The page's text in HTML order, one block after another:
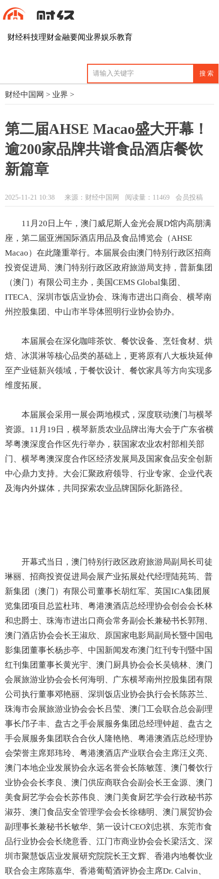
财经科技理财金融要闻业界娱乐教育
财经中国网 > 业界 >
第二届AHSE Macao盛大开幕！
逾200家品牌共谱食品酒店餐饮
新篇章
2025-11-21 10:38 来源：财经中国网 阅读量：11469 会员投稿
11月20日上午，澳门威尼斯人金光会展D馆内高朋满
座，第二届亚洲国际酒店用品及食品博览会（AHSE
Macao）在此隆重举行。本届展会由澳门特别行政区招商
投资促进局、澳门特别行政区政府旅游局支持，普新集团
（澳门）有限公司主办，美国CEMS Global集团、
ITECA、深圳市饭店业协会、珠海市进出口商会、横琴南
州控股集团、中山市半导体照明行业协会协办。
本届展会在深化咖啡茶饮、餐饮设备、烹饪食材、烘
焙、冰淇淋等核心品类的基础上，更将原有八大板块延伸
至产业链新兴领域，于餐饮设计、餐饮家具等方向实现多
维度拓展。
本届展会采用一展会两地模式，深度联动澳门与横琴
资源。11月19日，横琴新质农业品牌出海大会于广东省横
琴粤澳深度合作区先行举办，获国家农业农村部相关部
门、横琴粤澳深度合作区经济发展局及国家食品安全创新
中心鼎力支持。大会汇聚政府领导、行业专家、企业代表
及海内外媒体，共同探索农业品牌国际化新路径。
开幕式当日，澳门特别行政区政府旅游局副局长司徒
琳丽、招商投资促进局会展产业拓展处代经理陆苑筠、普
新集团（澳门）有限公司董事长胡红军、英国ICA集团展
览集团项目总监杜玮、粤港澳酒店总经理协会创会会长林
和忠爵士、珠海市进出口商会常务副会长兼秘书长郭翔、
澳门酒店协会会长王淑欣、原国家电影局副局长暨中国电
影集团董事长杨步亭、中国新闻发布澳门红刊专刊暨中国
红刊集团董事长黄光宇、澳门厨具协会会长吴镜林、澳门
会展旅游业协会会长何海明、广东横琴南州控股集团有限
公司执行董事邓艳丽、深圳饭店业协会执行会长陈苏兰、
珠海市会展旅游业协会会长吕莹、澳门工会联合总会副理
事长邝子丰、盘古之手会展服务集团总经理钟超、盘古之
手会展服务集团联合合伙人隆艳艳、粤港澳酒店总经理协
会荣誉主席郑玮玲、粤港澳酒店产业联合会主席汪义亮、
澳门本地企业发展协会永远名誉会长陈敏莲、澳门餐饮行
业协会会长李良、澳门供应商联合会副会长王金源、澳门
美食厨艺学会会长苏伟良、澳门美食厨艺学会行政秘书苏
淑芬、澳门食品安全管理学会会长徐穗明、澳门展贸协会
副理事长兼秘书长敏华、第一设计CEO刘忠祺、东莞市食
品行业协会会长绕意香、江门市商业协会会长梁活文、深
圳市聚慧饭店业发展研究院院长王文辉、香港内地餐饮业
联合会主席陈嘉华、香港葡萄酒评协会主席Dr. Calvin、